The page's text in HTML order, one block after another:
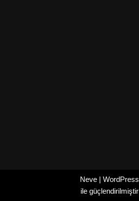
Neve| WordPress
ile güçlendirilmiştir